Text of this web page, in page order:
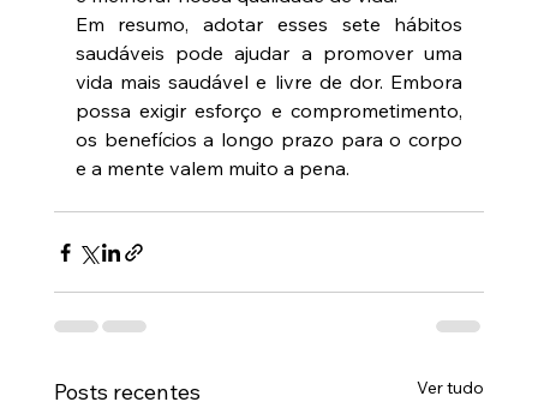
Em resumo, adotar esses sete hábitos
saudáveis pode ajudar a promover uma
vida mais saudável e livre de dor. Embora
possa exigir esforço e comprometimento,
os benefícios a longo prazo para o corpo
e a mente valem muito a pena.
Posts recentes Ver tudo